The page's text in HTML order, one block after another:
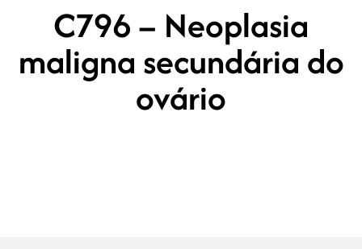
C796 – Neoplasia
maligna secundária do
ovário